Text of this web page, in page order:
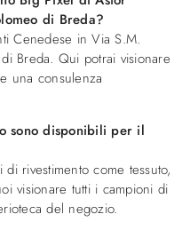
di Breda?
Cenedese in Via S.M.
Breda. Qui potrai visionare
una consulenza
sono disponibili per il
rivestimento come tessuto,
visionare tutti i campioni di
del negozio.